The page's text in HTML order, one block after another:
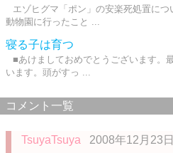
エゾヒグマ「ポン」の安楽死処置に
動物園に行ったこと ...
寝る子は育つ
■あけましておめでとうございます。
います。頭がすっ ...
コメント一覧
TsuyaTsuya 2008年12月23